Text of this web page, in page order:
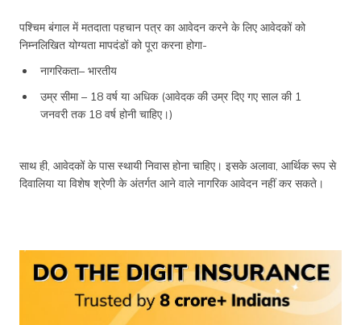
पश्चिम बंगाल में मतदाता पहचान पत्र का आवेदन करने के लिए आवेदकों को
निम्नलिखित योग्यता मापदंडों को पूरा करना होगा-
नागरिकता– भारतीय
उम्र सीमा – 18 वर्ष या अधिक (आवेदक की उम्र दिए गए साल की 1
जनवरी तक 18 वर्ष होनी चाहिए।)
साथ ही, आवेदकों के पास स्थायी निवास होना चाहिए। इसके अलावा, आर्थिक रूप से
दिवालिया या विशेष श्रेणी के अंतर्गत आने वाले नागरिक आवेदन नहीं कर सकते।